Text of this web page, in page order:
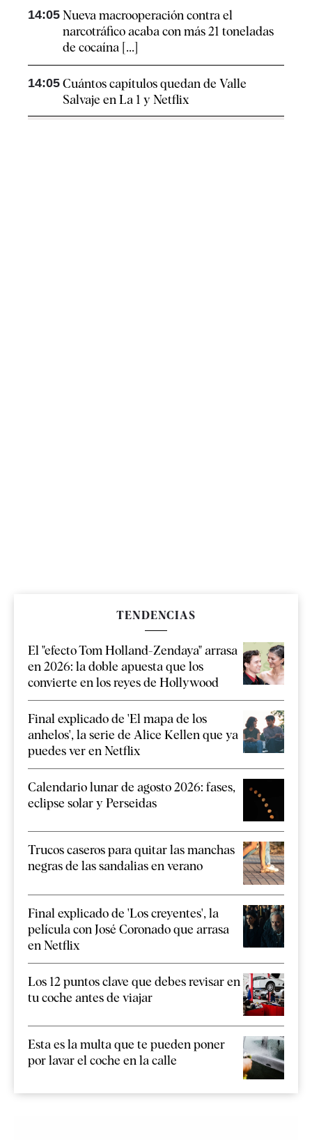
14:05 Nueva macrooperación contra el
narcotráfico acaba con más 21 toneladas
de cocaína [...]
14:05 Cuántos capítulos quedan de Valle
Salvaje en La 1 y Netflix
TENDENCIAS
El "efecto Tom Holland-Zendaya" arrasa
en 2026: la doble apuesta que los
convierte en los reyes de Hollywood
Final explicado de 'El mapa de los
anhelos', la serie de Alice Kellen que ya
puedes ver en Netflix
Calendario lunar de agosto 2026: fases,
eclipse solar y Perseidas
Trucos caseros para quitar las manchas
negras de las sandalias en verano
Final explicado de 'Los creyentes', la
película con José Coronado que arrasa
en Netflix
Los 12 puntos clave que debes revisar en
tu coche antes de viajar
Esta es la multa que te pueden poner
por lavar el coche en la calle